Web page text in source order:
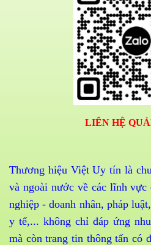
LIÊN HỆ
Thương hiệu Việt Uy tín là
và ngoài nước về các lĩnh vực
nghiệp - doanh nhân, pháp
y tế,... không chỉ đáp ứng
mà còn trang tin thông tấn có